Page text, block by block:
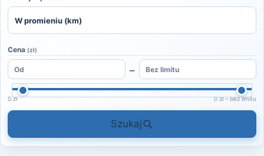
Cena (zł)
–
0 zł 0 zł – bez limitu
Szukaj